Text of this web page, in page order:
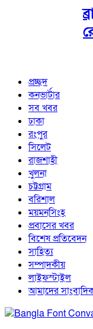
প্রচ্ছদ
কনভার্টার
সব খবর
ঢাকা
রংপুর
সিলেট
রাজশাহী
খুলনা
চট্টগ্রাম
বরিশাল
ময়মনসিংহ
প্রবাসের খবর
বিশেষ প্রতিবেদন
সাহিত্য
সম্পাদকীয়
লাইফস্টাইল
আমাদের